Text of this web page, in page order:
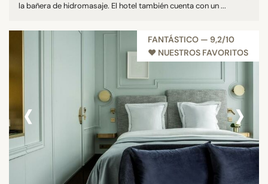
la bañera de hidromasaje. El hotel también cuenta con un ...
FANTÁSTICO — 9,2/10
♥︎ NUESTROS FAVORITOS
‹ ›